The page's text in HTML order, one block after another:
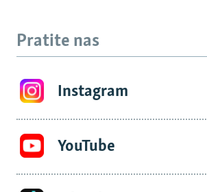
Pratite nas
Instagram
YouTube